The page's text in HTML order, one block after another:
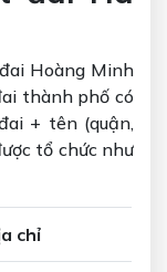
Hoàng Minh
thành phố có
+ tên (quận,
tổ chức như
chỉ